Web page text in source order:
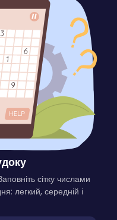
сітку числами
легкий, середній і